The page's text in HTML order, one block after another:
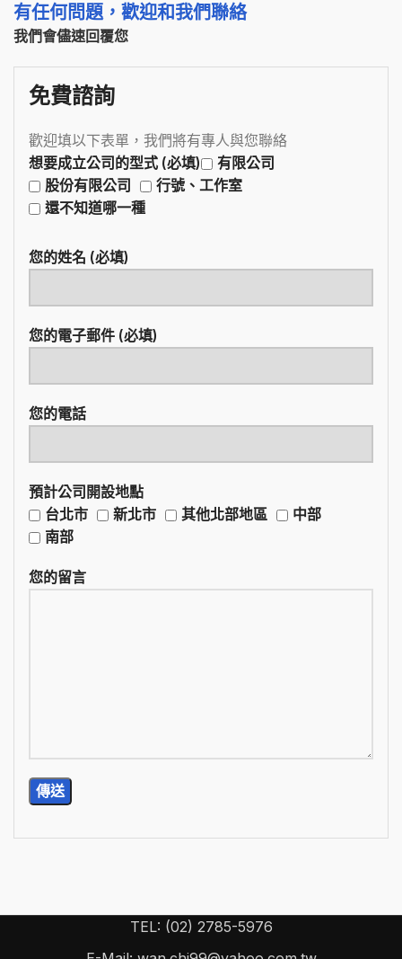
有任何問題，歡迎和我們聯絡
我們會儘速回覆您
免費諮詢
歡迎填以下表單，我們將有專人與您聯絡
想要成立公司的型式 (必填)
有限公司
股份有限公司
行號、工作室
還不知道哪一種
您的姓名 (必填)
您的電子郵件 (必填)
您的電話
預計公司開設地點
台北市
新北市 其他北部地區
中部
南部
您的留言
TEL: (02) 2785-5976